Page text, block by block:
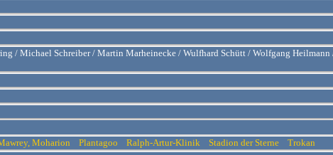
/ Michael Schreiber / Martin Marheinecke / Wulfhard Schütt / Wolfgang
Moharion Plantagoo Ralph-Artur-Klinik Stadion der Sterne
Trokan